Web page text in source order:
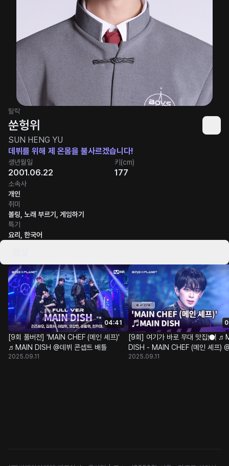
탈락
쑨헝위
SUN HENG YU
데뷔를 위해 제 온몸을 불사르겠습니다!
생년월일
2001.06.22
키(cm)
177
소속사
개인
취미
볼링, 노래 부르기, 게임하기
특기
요리, 한국어
04:41
[9회 풀버전] 'MAIN CHEF (메인 셰프)'
♬MAIN DISH @데뷔 콘셉트 배틀
2025.09.11
[9회] 여기가 바로 무대 맛집🍽
DISH - MAIN CHEF (메인 셰프)
콘셉트 배틀
2025.09.11